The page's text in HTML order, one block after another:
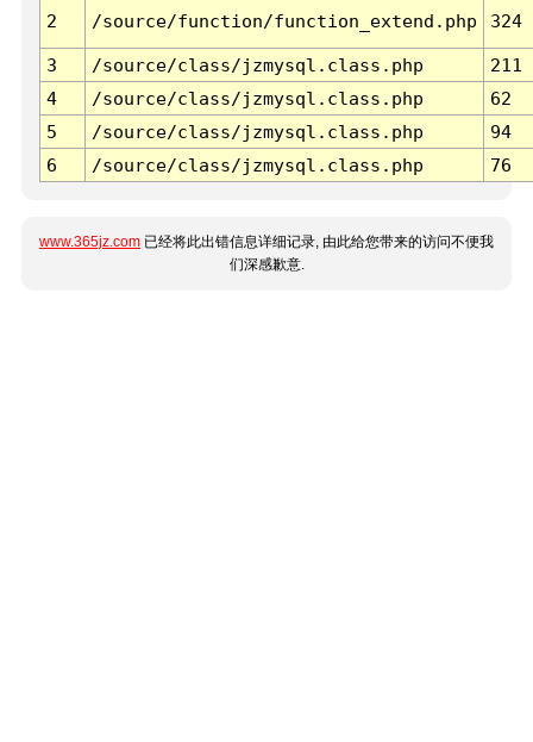
2 /source/function/function_extend.php 324
3 /source/class/jzmysql.class.php
211
4
/source/class/jzmysql.class.php
62
5
/source/class/jzmysql.class.php
94
6
/source/class/jzmysql.class.php 76
www.365jz.com 已经将此出错信息详细记录, 由此给您带来的访问不便我
们深感歉意.